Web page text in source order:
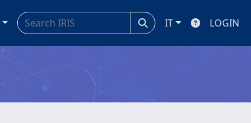
IT LOGIN